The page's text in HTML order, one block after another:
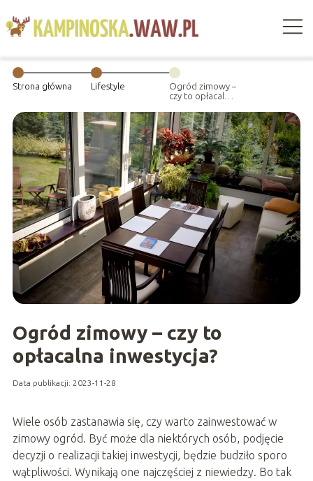
Strona główna Lifestyle
Ogród zimowy –
czy to opłacalna
Ogród zimowy – czy to
opłacalna inwestycja?
Data publikacji: 2023-11-28
Wiele osób zastanawia się, czy warto zainwestować w
zimowy ogród. Być może dla niektórych osób, podjęcie
decyzji o realizacji takiej inwestycji, będzie budziło sporo
wątpliwości. Wynikają one najczęściej z niewiedzy. Bo tak